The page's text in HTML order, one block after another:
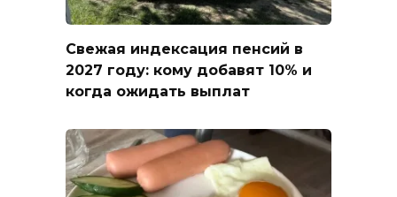
Свежая индексация пенсий в
2027 году: кому добавят 10% и
когда ожидать выплат